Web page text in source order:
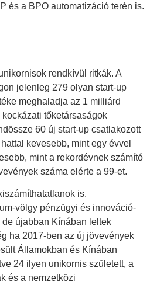
és a BPO automatizáció terén is.
rendkívül ritkák. A
jelenleg 279 olyan start-up
meghaladja az 1 milliárd
tőketársaságok
60 új start-up csatlakozott
kevesebb, mint egy évvel
mint a rekordévnek számító
száma elérte a 99-et.
is.
völgy pénzügyi és innováció-
újabban Kínában leltek
ha 2017-ben az új jövevények
Államokban és Kínában
24 ilyen unikornis született, a
és a nemzetközi